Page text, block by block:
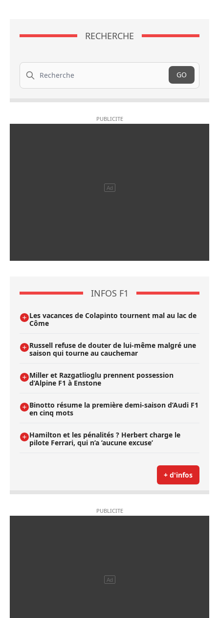
RECHERCHE
Recherche
GO
INFOS F1
Les vacances de Colapinto tournent mal au lac de
Côme
Russell refuse de douter de lui-même malgré une
saison qui tourne au cauchemar
Miller et Razgatlioglu prennent possession
d’Alpine F1 à Enstone
Binotto résume la première demi-saison d’Audi F1
en cinq mots
Hamilton et les pénalités ? Herbert charge le
pilote Ferrari, qui n’a ’aucune excuse’
+ d'infos